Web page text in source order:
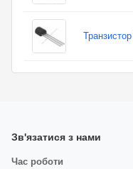
Зв'язатися з нами
Час роботи